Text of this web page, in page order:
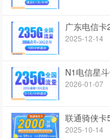
广东电信
2025-12-14
N1电信星
2026-01-07
联通骑侠
2025-10-14